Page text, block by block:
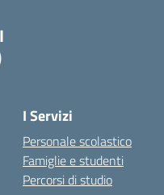
I Servizi
Personale scolastico
Famiglie e studenti
Percorsi di studio